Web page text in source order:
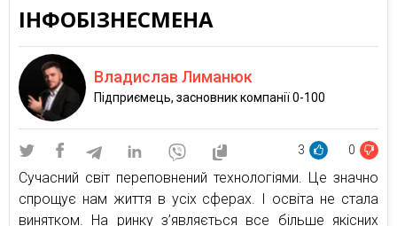
ІНФОБІЗНЕСМЕНА
Владислав Лиманюк
Підприємець, засновник компанії 0-100
3 0
Сучасний світ переповнений технологіями. Це значно
спрощує нам життя в усіх сферах. І освіта не стала
винятком. На ринку з’являється все більше якісних